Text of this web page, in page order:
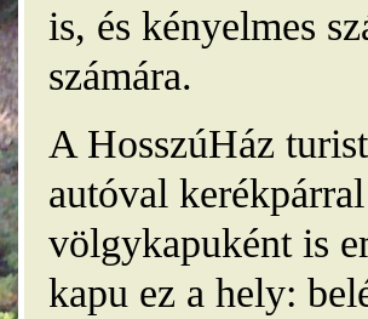
is, és kényelmes
számára.
A HosszúHáz
autóval
völgykapuként is
kapu ez a hely: